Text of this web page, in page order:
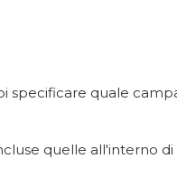
quale
quelle all'interno